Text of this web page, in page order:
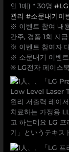
인 1매) * 30명
관리 #소문내기이
※ 이벤트 참여 내
간주, 경품 1회 지급
※ 이벤트 참여자
※ 소문내기 이벤
※ LG전자 페이스